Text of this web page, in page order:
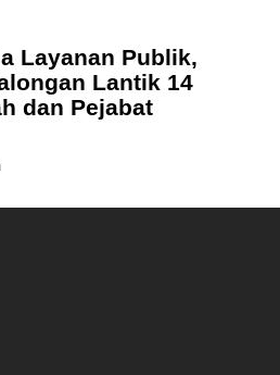
Layanan Publik,
Lantik 14
dan Pejabat